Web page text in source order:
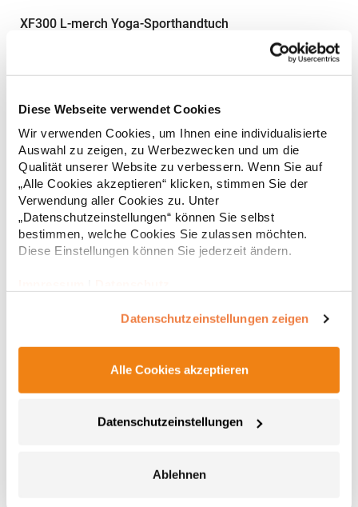
Diese Webseite verwendet Cookies
Wir verwenden Cookies, um Ihnen eine individualisierte
Auswahl zu zeigen, zu Werbezwecken und um die
Qualität unserer Website zu verbessern. Wenn Sie auf
„Alle Cookies akzeptieren“ klicken, stimmen Sie der
Verwendung aller Cookies zu. Unter
„Datenschutzeinstellungen“ können Sie selbst
bestimmen, welche Cookies Sie zulassen möchten.
Diese Einstellungen können Sie jederzeit ändern.
Datenschutzeinstellungen zeigen
Alle Cookies akzeptieren
Datenschutzeinstellungen
Ablehnen
XF300 L-merch Yoga-Sporthandtuch
Inklusive Netzbeutel in schwarzGrammatur: 300
PolyamidAngaben zur Produktsicherheit: Herst.-Nr.:
199 44139 Dortmund Deutschland E-Mail: info@printwear.eu
19,11 € *
* Preise inkl. gesetzlicher Mwst. +Versandkosten *
TC66 Towel City Geschlossene Slipper
Slipper2015Grammatur: 220 g/m²Materialzusammensetzung: